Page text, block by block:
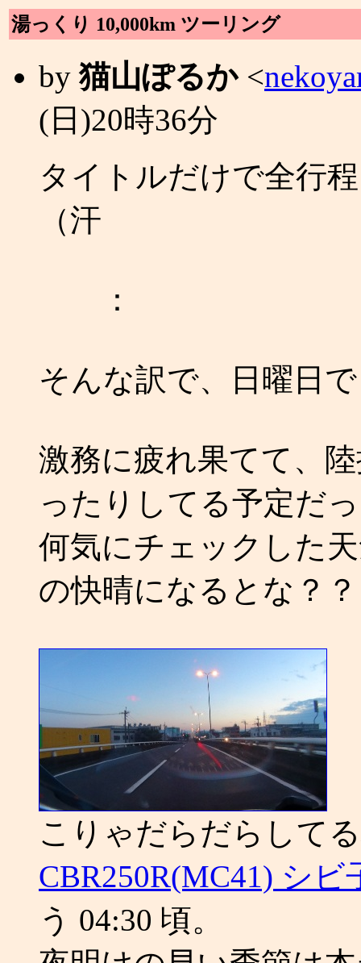
湯っくり 10,000km ツーリング
by猫山ぽるか<
(日)20時36分
タイトルだけで全行
（汗
：
そんな訳で、日曜日
激務に疲れ果てて、
ったりしてる予定だ
何気にチェックした
の快晴になるとな？？
こりゃだらだらして
CBR250R(MC41) シビ
う 04:30 頃。